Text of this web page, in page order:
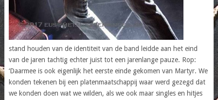
stand houden van de identiteit van de band leidde aan het eind
van de jaren tachtig echter juist tot een jarenlange pauze. Rop:
‘Daarmee is ook eigenlijk het eerste einde gekomen van Martyr. We
konden tekenen bij een platenmaatschappij waar werd gezegd dat
we konden doen wat we wilden, als we ook maar singles en hitjes